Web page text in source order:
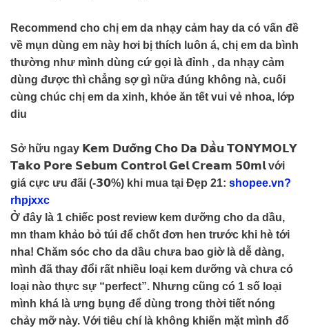
Recommend cho chị em da nhạy cảm hay da có vấn đề
về mụn dùng em này hơi bị thích luôn á, chị em da bình
thường như mình dùng cứ gọi là đỉnh , da nhạy cảm
dùng được thì chẳng sợ gì nữa đúng không nà, cuối
cùng chúc chị em da xinh, khỏe ăn tết vui vẻ nhoa, lớp
diu
Sở hữu ngay 𝗞𝗲𝗺 𝗗𝘂̛𝗼̛̃𝗻𝗴 𝗖𝗵𝗼 𝗗𝗮 𝗗𝗮̂̀𝘂 𝗧𝗢𝗡𝗬𝗠𝗢𝗟𝗬
𝗧𝗮𝗸𝗼 𝗣𝗼𝗿𝗲 𝗦𝗲𝗯𝘂𝗺 𝗖𝗼𝗻𝘁𝗿𝗼𝗹 𝗚𝗲𝗹 𝗖𝗿𝗲𝗮𝗺 𝟱𝟬𝗺𝗹 với
giá cực ưu đãi (-𝟯𝟬%) khi mua tại Đẹp 21: shopee.vn?
rhpjxxc
Ở đây là 1 chiếc post review kem dưỡng cho da dầu,
mn tham khảo bỏ túi để chốt đơn hen trước khi hè tới
nha! Chăm sóc cho da dầu chưa bao giờ là dễ dàng,
mình đã thay đổi rất nhiều loại kem dưỡng và chưa có
loại nào thực sự “perfect”. Nhưng cũng có 1 số loại
mình khá là ưng bụng để dùng trong thời tiết nóng
chảy mỡ này. Với tiêu chí là không khiến mặt mình đổ